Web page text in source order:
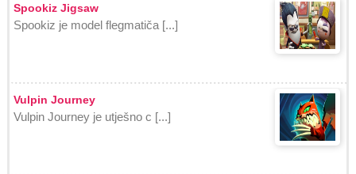
Spookiz Jigsaw
Spookiz je model flegmatiča [...]
Vulpin Journey
Vulpin Journey je utješno c [...]